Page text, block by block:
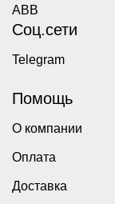
ABB
Соц.сети
Telegram
Помощь
О компании
Оплата
Доставка